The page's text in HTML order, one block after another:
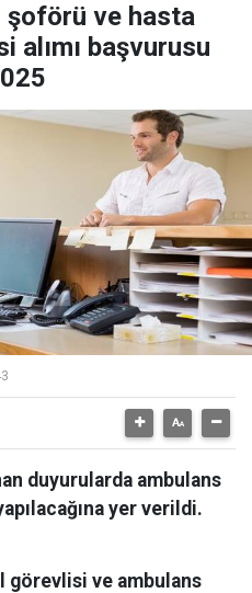
şoförü ve hasta
alımı başvurusu
duyurularda ambulans
yer verildi.
görevlisi ve ambulans